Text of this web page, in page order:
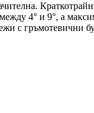
4° и 9°, а
с